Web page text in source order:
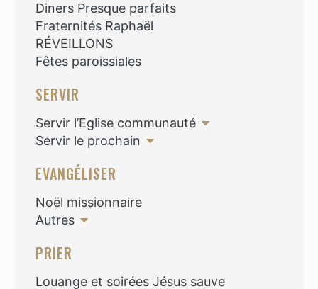
Diners Presque parfaits
Fraternités Raphaël
RÉVEILLONS
Fêtes paroissiales
SERVIR
Servir l’Eglise communauté
Servir le prochain
EVANGÉLISER
Noël missionnaire
Autres
PRIER
Louange et soirées Jésus sauve